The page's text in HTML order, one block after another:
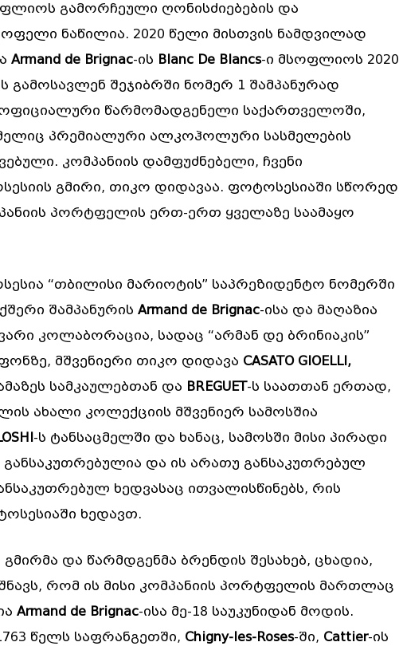
გამორჩეული ღონისძიებების და
ნაწილია. 2020 წელი მისთვის ნამდვილად
Armand de Brignac-ის Blanc De Blancs-ი მსოფლიოს 2020
გამოსავლენ შეჯიბრში ნომერ 1 შამპანურად
წარმომადგენელი საქართველოში,
პრემიალური ალკოჰოლური სასმელების
კომპანიის დამფუძნებელი, ჩვენი
გმირი, თიკო დიდავაა. ფოტოსესიაში სწორედ
პორტფელის ერთ-ერთ ყველაზე საამაყო
“თბილისი მარიოტის” საპრეზიდენტო ნომერში
შამპანურის Armand de Brignac-ისა და მაღაზია
კოლაბორაცია, სადაც “არმან დე ბრინიაკის”
მშვენიერი თიკო დიდავა CASATO GIOELLI,
სამკაულებთან და BREGUET-ს საათთან ერთად,
ახალი კოლექციის მშვენიერ სამოსშია
-ს ტანსაცმელში და ხანაც, სამოსში მისი პირადი
და ის არათუ განსაკუთრებულ
ხედვასაც ითვალისწინებს, რის
ხედავთ.
და წარმდგენმა ბრენდის შესახებ, ცხადია,
რომ ის მისი კომპანიის პორტფელის მართლაც
Armand de Brignac-ისა მე-18 საუკუნიდან მოდის.
წელს საფრანგეთში, Chigny-les-Roses-ში, Cattier-ის